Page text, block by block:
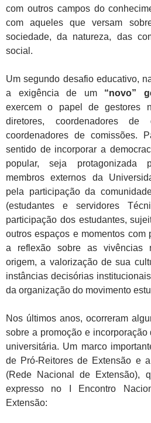
com outros campos do
com aqueles que versam
sociedade, da natureza, das
social.
Um segundo desafio educativo,
a exigência de um “novo”
exercem o papel de gestores
diretores, coordenadores de
coordenadores de comissões.
sentido de incorporar a
popular, seja protagonizada
membros externos da
pela participação da
(estudantes e servidores
participação dos estudantes,
outros espaços e momentos com
a reflexão sobre as vivências
origem, a valorização de sua
instâncias decisórias
da organização do movimento
Nos últimos anos, ocorreram
sobre a promoção e
universitária. Um marco
de Pró-Reitores de Extensão e
(Rede Nacional de Extensão),
expresso no I Encontro
Extensão: